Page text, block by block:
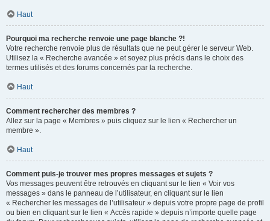
Haut
Pourquoi ma recherche renvoie une page blanche ?!
Votre recherche renvoie plus de résultats que ne peut gérer le serveur Web.
Utilisez la « Recherche avancée » et soyez plus précis dans le choix des
termes utilisés et des forums concernés par la recherche.
Haut
Comment rechercher des membres ?
Allez sur la page « Membres » puis cliquez sur le lien « Rechercher un
membre ».
Haut
Comment puis-je trouver mes propres messages et sujets ?
Vos messages peuvent être retrouvés en cliquant sur le lien « Voir vos
messages » dans le panneau de l’utilisateur, en cliquant sur le lien
« Rechercher les messages de l’utilisateur » depuis votre propre page de profil
ou bien en cliquant sur le lien « Accès rapide » depuis n’importe quelle page